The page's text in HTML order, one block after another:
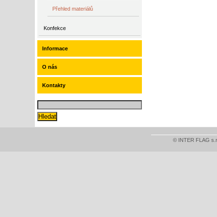
Přehled materiálů
Konfekce
Informace
O nás
Kontakty
© INTER FLAG